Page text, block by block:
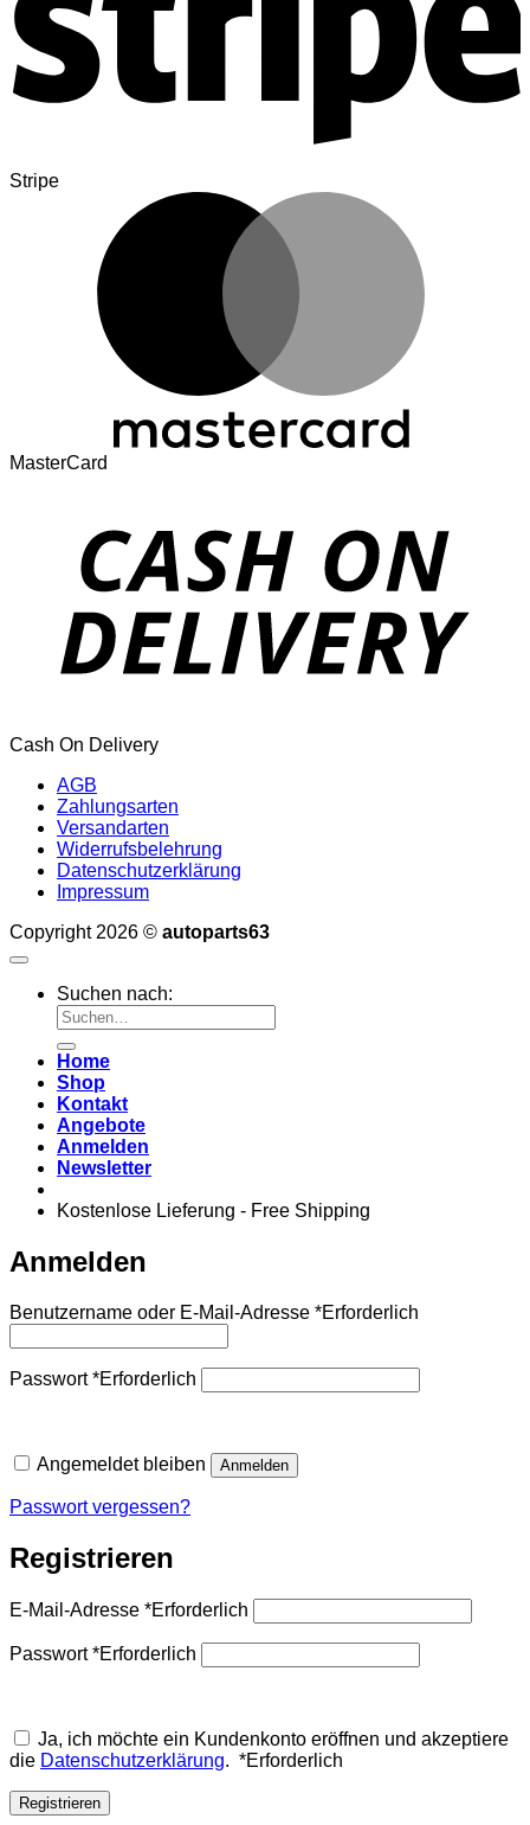
Stripe
MasterCard
Cash On Delivery
AGB
Zahlungsarten
Versandarten
Widerrufsbelehrung
Datenschutzerklärung
Impressum
Copyright 2026 © autoparts63
Suchen nach:
Home
Shop
Kontakt
Angebote
Anmelden
Newsletter
Kostenlose Lieferung - Free Shipping
Anmelden
Benutzername oder E-Mail-Adresse *Erforderlich
Passwort*Erforderlich
Angemeldet bleiben Anmelden
Passwort vergessen?
Registrieren
E-Mail-Adresse *Erforderlich
Passwort*Erforderlich
Ja, ich möchte ein Kundenkonto eröffnen und akzeptiere
die Datenschutzerklärung. *Erforderlich
Registrieren